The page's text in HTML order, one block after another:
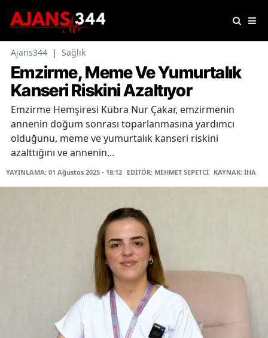
Ajans344 | Sağlık
Emzirme, Meme Ve Yumurtalık
Kanseri Riskini Azaltıyor
Emzirme Hemşiresi Kübra Nur Çakar, emzirmenin
annenin doğum sonrası toparlanmasına yardımcı
olduğunu, meme ve yumurtalık kanseri riskini
azalttığını ve annenin...
YAYINLAMA: 01 Ağustos 2025 - 18:12 EDİTÖR: MEHMET SEPETCİ KAYNAK: İHA